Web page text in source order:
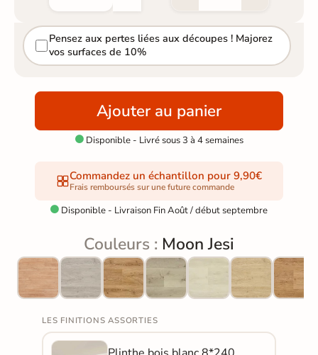
Pensez aux pertes liées aux découpes ! Majorez
vos surfaces de 10%
Ajouter au panier
Disponible - Livré sous 3 à 4 semaines
Commandez un échantillon pour 9,90€
Frais remboursés sur une future commande
 Disponible - Livraison Fin Août / début septembre
Couleurs : Moon Jesi
LES FINITIONS ASSORTIES